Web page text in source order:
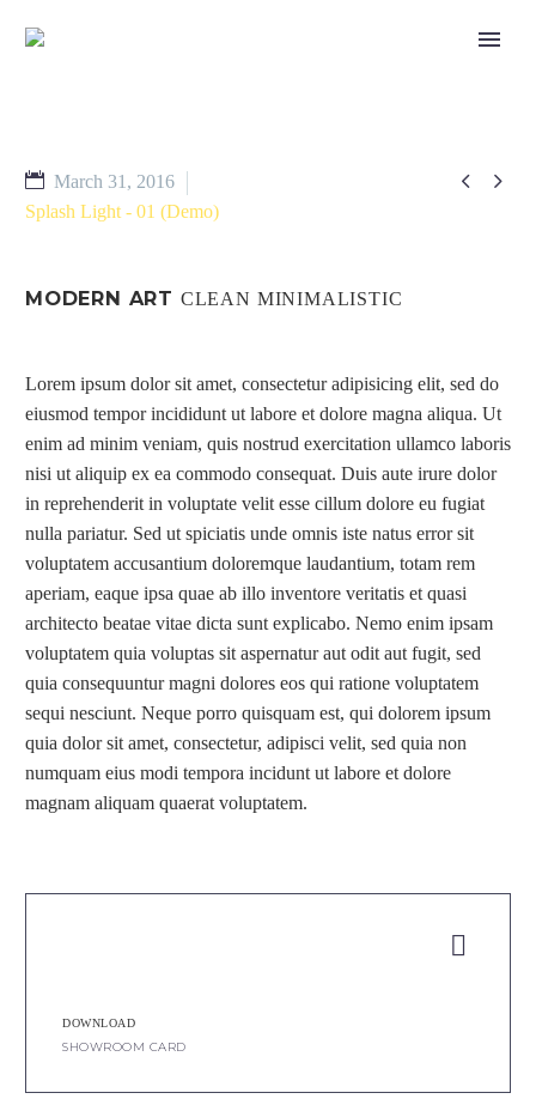
 
March 31, 2016
Splash Light - 01 (Demo)
MODERN ART CLEAN MINIMALISTIC
Lorem ipsum dolor sit amet, consectetur adipisicing elit, sed do
eiusmod tempor incididunt ut labore et dolore magna aliqua. Ut
enim ad minim veniam, quis nostrud exercitation ullamco laboris
nisi ut aliquip ex ea commodo consequat. Duis aute irure dolor
in reprehenderit in voluptate velit esse cillum dolore eu fugiat
nulla pariatur. Sed ut spiciatis unde omnis iste natus error sit
voluptatem accusantium doloremque laudantium, totam rem
aperiam, eaque ipsa quae ab illo inventore veritatis et quasi
architecto beatae vitae dicta sunt explicabo. Nemo enim ipsam
voluptatem quia voluptas sit aspernatur aut odit aut fugit, sed
quia consequuntur magni dolores eos qui ratione voluptatem
sequi nesciunt. Neque porro quisquam est, qui dolorem ipsum
quia dolor sit amet, consectetur, adipisci velit, sed quia non
numquam eius modi tempora incidunt ut labore et dolore
magnam aliquam quaerat voluptatem.


DOWNLOAD
SHOWROOM CARD